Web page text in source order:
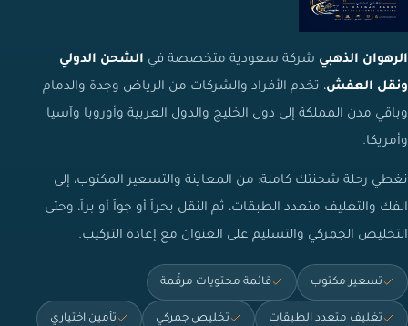
الرهوان الذهبي شركة سعودية متخصصة في الشحن الدولي
ونقل العفش، تخدم الأفراد والشركات من الرياض وجدة والدمام
وباقي مدن المملكة إلى دول الخليج والدول العربية وأوروبا وآسيا
وأمريكا.
نغطي رحلة شحنتك كاملة: من المعاينة والتسعير المكتوب، إلى
الفك والتغليف متعدد الطبقات، ثم النقل بحراً أو جواً أو براً، وحتى
التخليص الجمركي والتسليم على العنوان مع إعادة التركيب.
تسعير مكتوب قائمة محتويات مرقّمة
تغليف متعدد الطبقات تخليص جمركي تأمين اختياري